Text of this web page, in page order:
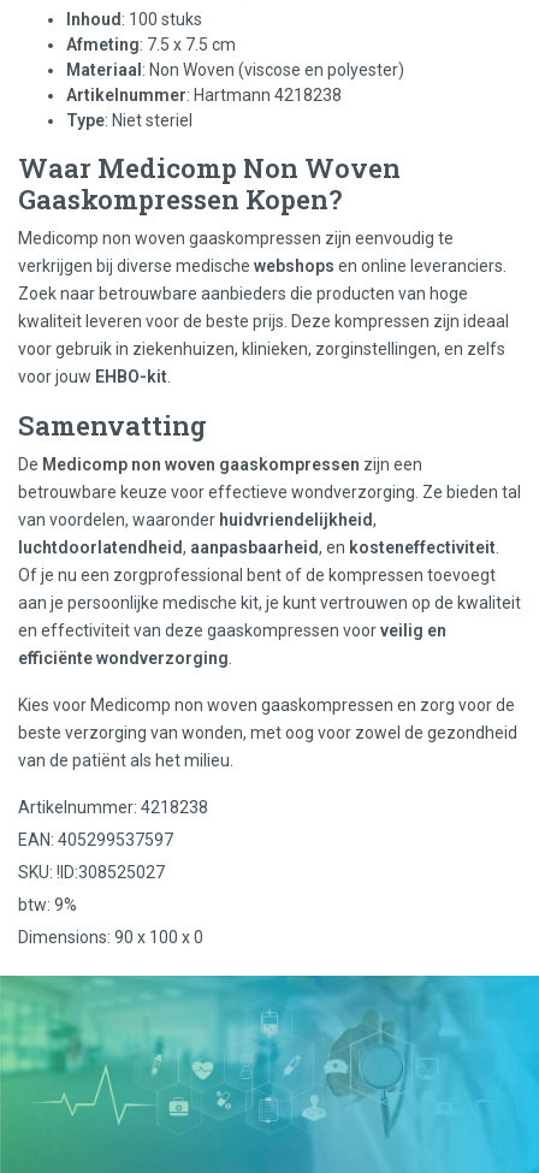
Inhoud : 100 stuks
Afmeting: 7.5 x 7.5 cm
Materiaal : Non Woven (viscose en polyester)
Artikelnummer: Hartmann 4218238
Type: Niet steriel
Waar Medicomp Non Woven
Gaaskompressen Kopen?
Medicomp non woven gaaskompressen zijn eenvoudig te
verkrijgen bij diverse medische webshops en online leveranciers.
Zoek naar betrouwbare aanbieders die producten van hoge
kwaliteit leveren voor de beste prijs. Deze kompressen zijn ideaal
voor gebruik in ziekenhuizen, klinieken, zorginstellingen, en zelfs
voor jouw EHBO-kit
Samenvatting
De Medicomp non woven gaaskompressen zijn een
betrouwbare keuze voor effectieve wondverzorging. Ze bieden tal
van voordelen, waaronder huidvriendelijkheid,
luchtdoorlatendheid, aanpasbaarheid, en kosteneffectiviteit
Of je nu een zorgprofessional bent of de kompressen toevoegt
aan je persoonlijke medische kit, je kunt vertrouwen op de kwaliteit
en effectiviteit van deze gaaskompressen voorveilig en
efficiënte wondverzorging
Kies voor Medicomp non woven gaaskompressen en zorg voor de
beste verzorging van wonden, met oog voor zowel de gezondheid
van de patiënt als het milieu.
Artikelnummer: 4218238
EAN: 405299537597
SKU: !ID:308525027
btw: 9%
Dimensions: 90 x 100 x 0